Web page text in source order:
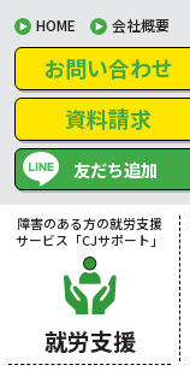
HOME 会社概要
お問い合わせ
資料請求
友だち追加
障害のある方の就労支援
サービス「CJサポート」
就労支援